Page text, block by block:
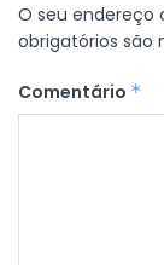
O seu endereço
obrigatórios são
Comentário *